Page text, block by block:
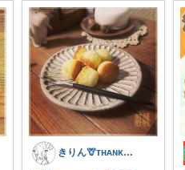
きりん🦒ᴛʜᴀɴᴋs ᴀʟᴡᴀʏs.